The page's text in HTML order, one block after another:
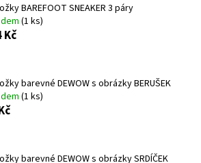
BAREFOOT SNEAKER 3 páry
(1 ks)
Kč
barevné DEWOW s obrázky BERUŠEK
(1 ks)
barevné DEWOW s obrázky SRDÍČEK